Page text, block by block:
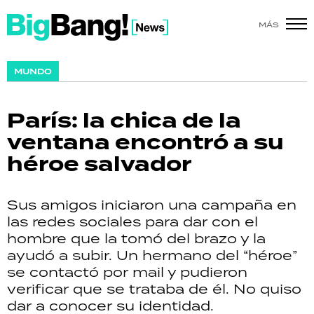
MÁS
MUNDO
París: la chica de la
ventana encontró a su
héroe salvador
Sus amigos iniciaron una campaña en
las redes sociales para dar con el
hombre que la tomó del brazo y la
ayudó a subir. Un hermano del “héroe”
se contactó por mail y pudieron
verificar que se trataba de él. No quiso
dar a conocer su identidad.
SHOW
ACTUALIDAD
POLICIALES
ECONOMÍA
GRAN HERMANO
SALUD
DEPORTES